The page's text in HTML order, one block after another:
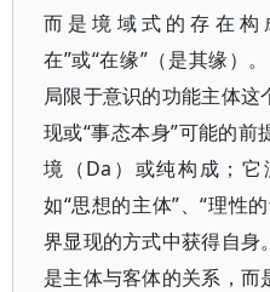
而是境域式的存在构
在”或“在缘”（是其缘）
局限于意识的功能主体这
现或“事态本身”可能的
境（Da）或纯构成；
如“思想的主体”、“理性
界显现的方式中获得自身
是主体与客体的关系，而